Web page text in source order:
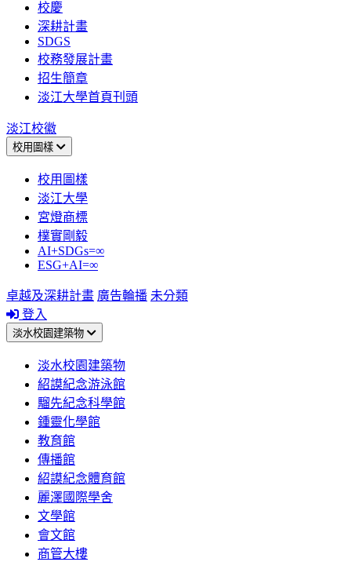
校慶
深耕計畫
SDGS
校務發展計畫
招生簡章
淡江大學首頁刊頭
淡江校徽
校用圖樣
校用圖樣
淡江大學
宮燈商標
樸實剛毅
AI+SDGs=∞
ESG+AI=∞
卓越及深耕計畫 廣告輪播 未分類
登入
淡水校園建築物
淡水校園建築物
紹謨紀念游泳館
騮先紀念科學館
鍾靈化學館
教育館
傳播館
紹謨紀念體育館
麗澤國際學舍
文學館
會文館
商管大樓